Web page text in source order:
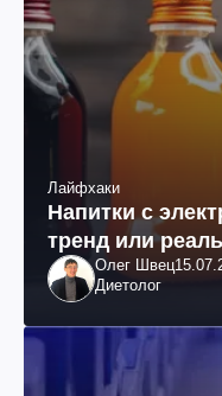
Лайфхаки
Напитки с
тренд или
Олег Швец
Диетолог